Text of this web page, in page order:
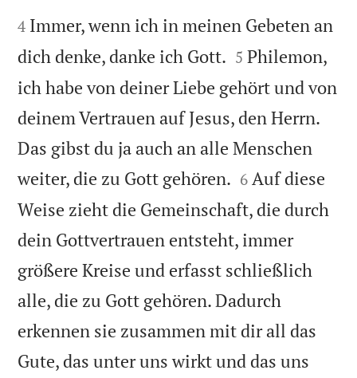


4 Immer, wenn ich in meinen Gebeten an
dich denke, danke ich Gott. 

5 Philemon,
ich habe von deiner Liebe gehört und von
deinem Vertrauen auf Jesus, den Herrn.
Das gibst du ja auch an alle Menschen
weiter, die zu Gott gehören. 

6 Auf diese
Weise zieht die Gemeinschaft, die durch
dein Gottvertrauen entsteht, immer
größere Kreise und erfasst schließlich
alle, die zu Gott gehören. Dadurch
erkennen sie zusammen mit dir all das
Gute, das unter uns wirkt und das uns